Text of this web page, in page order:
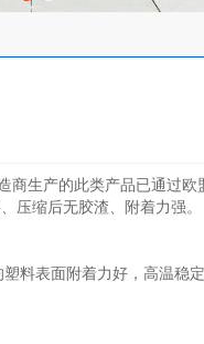
生产的此类产品已通过
压缩后无胶渣、附着力强。
料表面附着力好，高温稳